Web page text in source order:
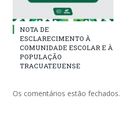
NOTA DE
ESCLARECIMENTO À
COMUNIDADE ESCOLAR E À
POPULAÇÃO
TRACUATEUENSE
Os comentários estão fechados.